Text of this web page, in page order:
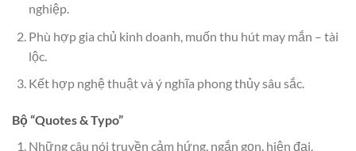
nghiệp.
Phù hợp gia chủ kinh doanh, muốn thu hút may mắn – tài
lộc.
Kết hợp nghệ thuật và ý nghĩa phong thủy sâu sắc.
Bộ “Quotes & Typo”
Những câu nói truyền cảm hứng, ngắn gọn, hiện đại.